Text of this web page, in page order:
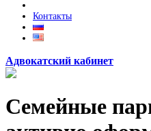
Контакты
Адвокатский кабинет
Семейные